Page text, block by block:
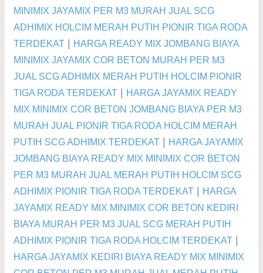
MINIMIX JAYAMIX PER M3 MURAH JUAL SCG
ADHIMIX HOLCIM MERAH PUTIH PIONIR TIGA RODA
TERDEKAT
HARGA READY MIX JOMBANG BIAYA
MINIMIX JAYAMIX COR BETON MURAH PER M3
JUAL SCG ADHIMIX MERAH PUTIH HOLCIM PIONIR
TIGA RODA TERDEKAT
HARGA JAYAMIX READY
MIX MINIMIX COR BETON JOMBANG BIAYA PER M3
MURAH JUAL PIONIR TIGA RODA HOLCIM MERAH
PUTIH SCG ADHIMIX TERDEKAT
HARGA JAYAMIX
JOMBANG BIAYA READY MIX MINIMIX COR BETON
PER M3 MURAH JUAL MERAH PUTIH HOLCIM SCG
ADHIMIX PIONIR TIGA RODA TERDEKAT
HARGA
JAYAMIX READY MIX MINIMIX COR BETON KEDIRI
BIAYA MURAH PER M3 JUAL SCG MERAH PUTIH
ADHIMIX PIONIR TIGA RODA HOLCIM TERDEKAT
HARGA JAYAMIX KEDIRI BIAYA READY MIX MINIMIX